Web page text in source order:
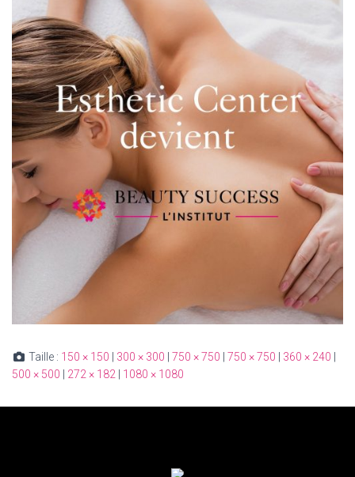
Taille : 150 × 150 300 × 300 750 × 750 750 × 750 360 × 240
500 × 500
272 × 182 1080 × 1080